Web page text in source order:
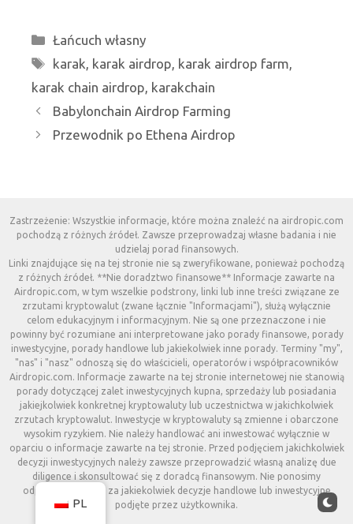
Kategorie
Łańcuch własny
Tagi
karak karak airdrop karak airdrop farm
karak chain airdrop karakchain
Babylonchain Airdrop Farming
Przewodnik po Ethena Airdrop
Zastrzeżenie: Wszystkie informacje, które można znaleźć na airdropic.com
pochodzą z różnych źródeł. Zawsze przeprowadzaj własne badania i nie
udzielaj porad finansowych.
Linki znajdujące się na tej stronie nie są zweryfikowane, ponieważ pochodzą
z różnych źródeł. **Nie doradztwo finansowe** Informacje zawarte na
Airdropic.com, w tym wszelkie podstrony, linki lub inne treści związane ze
zrzutami kryptowalut (zwane łącznie "Informacjami"), służą wyłącznie
celom edukacyjnym i informacyjnym. Nie są one przeznaczone i nie
powinny być rozumiane ani interpretowane jako porady finansowe, porady
inwestycyjne, porady handlowe lub jakiekolwiek inne porady. Terminy "my",
"nas" i "nasz" odnoszą się do właścicieli, operatorów i współpracowników
Airdropic.com. Informacje zawarte na tej stronie internetowej nie stanowią
porady dotyczącej zalet inwestycyjnych kupna, sprzedaży lub posiadania
jakiejkolwiek konkretnej kryptowaluty lub uczestnictwa w jakichkolwiek
zrzutach kryptowalut. Inwestycje w kryptowaluty są zmienne i obarczone
wysokim ryzykiem. Nie należy handlować ani inwestować wyłącznie w
oparciu o informacje zawarte na tej stronie. Przed podjęciem jakichkolwiek
decyzji inwestycyjnych należy zawsze przeprowadzić własną analizę due
diligence i skonsultować się z doradcą finansowym. Nie ponosimy
odpowiedzialności za jakiekolwiek decyzje handlowe lub inwestycyjne
podjęte przez użytkownika.
PL